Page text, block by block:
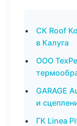
СК Roof
в Калуга
ООО
GARAGE
и
ГК Linea